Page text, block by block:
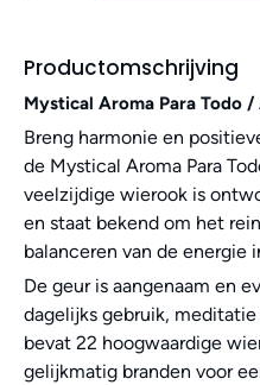
Productomschrijving
Mystical Aroma Para Todo
Breng harmonie en
de Mystical Aroma Para
veelzijdige wierook is
en staat bekend om het
balanceren van de energie
De geur is aangenaam en
dagelijks gebruik,
bevat 22 hoogwaardige
gelijkmatig branden voor